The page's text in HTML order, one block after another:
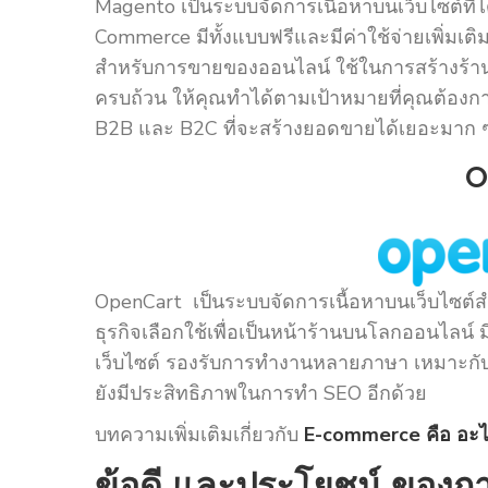
Magento เป็นระบบจัดการเนื้อหาบนเว็บไซต์
Commerce มีทั้งแบบฟรีและมีค่าใช้จ่ายเพิ่มเ
สำหรับการขายของออนไลน์ ใช้ในการสร้าง
ครบถ้วน ให้คุณทำได้ตามเป้าหมายที่คุณต้องก
B2B และ B2C ที่จะสร้างยอดขายได้เยอะมาก
OpenCart เป็นระบบจัดการเนื้อหาบนเว็บไซ
ธุรกิจเลือกใช้เพื่อเป็นหน้าร้านบนโลกออนไลน์
เว็บไซต์ รองรับการทำงานหลายภาษา เหมาะ
ยังมีประสิทธิภาพในการทำ SEO อีกด้วย
บทความเพิ่มเติมเกี่ยวกับ E-commerce คือ อะ